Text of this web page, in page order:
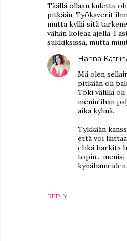
Täällä ollaan kulettu
pitkään. Työkaverit
mutta kyllä sitä
vähän koleaa ajella 4
sukkiksissa, mutta
REPLY
Hanna
Mä olen
pitkään oli
Toki välillä oli
menin ihan
aika kylmä.
Tykkään
että voi
ehkä harkita
topin...